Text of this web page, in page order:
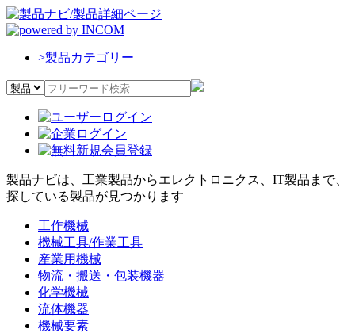
>製品カテゴリー
製品ナビは、工業製品からエレクトロニクス、IT製品まで、
探している製品が見つかります
工作機械
機械工具/作業工具
産業用機械
物流・搬送・包装機器
化学機械
流体機器
機械要素